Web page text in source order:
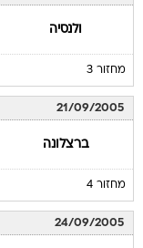
ולנסיה
מחזור 3
21/09/2005
ברצלונה
מחזור 4
24/09/2005